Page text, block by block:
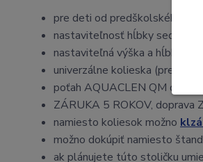
pre deti od predškolského
nastaviteľnosť hĺbky sedenia v
nastaviteľná výška a hĺbka sedu,
univerzálne kolieska (pre
poťah AQUACLEN QM
ZÁRUKA 5 ROKOV, doprava
namiesto koliesok možno
možno dokúpiť namiesto
ak plánujete túto stoličku